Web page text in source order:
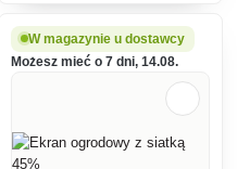
dekoracyjnych jako podkład
pod korę, zapobiega wzrostowi
chwastów i zapobiega
W magazynie u dostawcy
Możesz mieć o 7 dni, 14.08.